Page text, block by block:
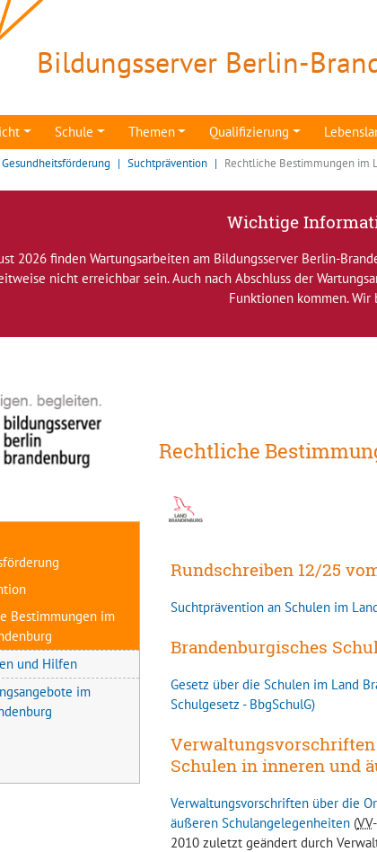
Bildungsserver Berlin-
Schule Themen Qualifizierung
- Brandenburg
Gesundheitsförderung Suchtprävention Rechtliche Bestimmungen im
Wichtige
2026 finden Wartungsarbeiten am Bildungsserver Berlin-
nicht erreichbar sein. Auch nach Abschluss der
Funktionen kommen.
Rechtliche
Rundschreiben 12/25
Suchtprävention an Schulen im
Brandenburgisches
Gesetz über die Schulen im Land
Schulgesetz - BbgSchulG)
Schulen in inneren und
Verwaltungsvorschriften über die
äußeren Schulangelegenheiten (VV
2010 zuletzt geändert durch
Bestimmungen im
und Hilfen
im